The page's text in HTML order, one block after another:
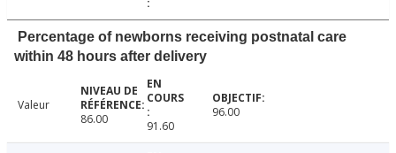
Percentage of newborns receiving postnatal care
within 48 hours after delivery
Valeur
86.00
91.60
96.00